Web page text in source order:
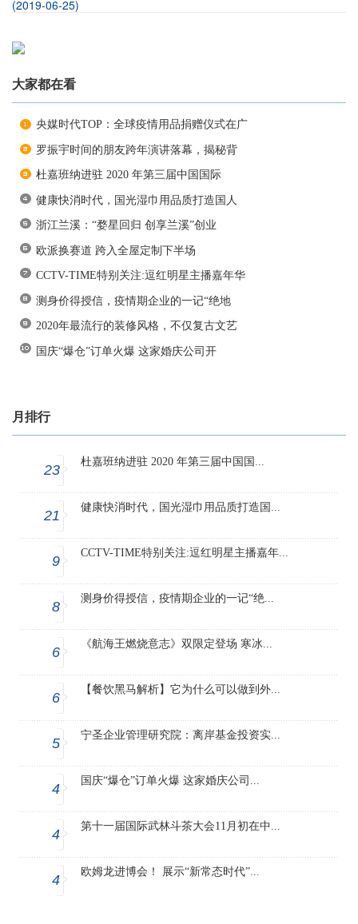
(2019-06-25)
大家都在看
央媒时代TOP：全球疫情用品捐赠仪式在广
罗振宇时间的朋友跨年演讲落幕，揭秘背
杜嘉班纳进驻 2020 年第三届中国国际
健康快消时代，国光湿巾用品质打造国人
浙江兰溪：“婺星回归 创享兰溪”创业
欧派换赛道 跨入全屋定制下半场
CCTV-TIME特别关注:逗红明星主播嘉年华
测身价得授信，疫情期企业的一记“绝地
2020年最流行的装修风格，不仅复古文艺
国庆“爆仓”订单火爆 这家婚庆公司开
月排行
23
杜嘉班纳进驻 2020 年第三届中国国...
21
健康快消时代，国光湿巾用品质打造国...
9
CCTV-TIME特别关注:逗红明星主播嘉年...
8
测身价得授信，疫情期企业的一记“绝...
6
《航海王燃烧意志》双限定登场 寒冰...
6
【餐饮黑马解析】它为什么可以做到外...
5
宁圣企业管理研究院：离岸基金投资实...
4
国庆“爆仓”订单火爆 这家婚庆公司...
4
第十一届国际武林斗茶大会11月初在中...
4
欧姆龙进博会！ 展示“新常态时代”...